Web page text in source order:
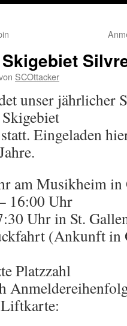
SCOttacker
unser jährlicher
Eingeladen
am Musikheim in
16:00 Uhr
Uhr in St.
(Ankunft in
Platzzahl